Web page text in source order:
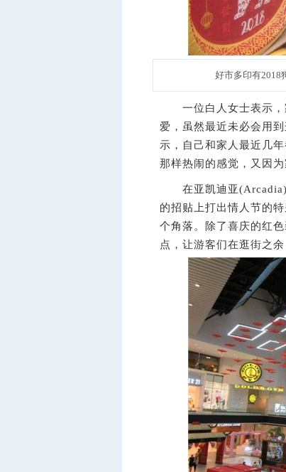
好市多印有2018
一位白人女士表示，
爱，虽然最近未必会用
示，自己和家人最近几
那样热闹的感觉，又因
在亚凯迪亚(Arcadia)
的招贴上打出情人节的
个角落。除了喜庆的红
点，让游客们在逛街之